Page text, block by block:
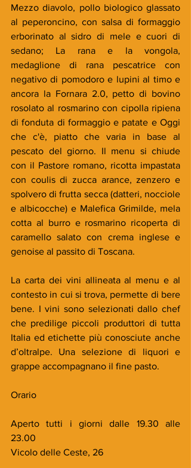
Mezzo diavolo, pollo biologico glassato
al peperoncino, con salsa di formaggio
erborinato al sidro di mele e cuori di
sedano; La rana e la vongola,
medaglione di rana pescatrice con
negativo di pomodoro e lupini al timo e
ancora la Fornara 2.0, petto di bovino
rosolato al rosmarino con cipolla ripiena
di fonduta di formaggio e patate e Oggi
che c'è, piatto che varia in base al
pescato del giorno. Il menu si chiude
con il Pastore romano, ricotta impastata
con coulis di zucca arance, zenzero e
spolvero di frutta secca (datteri, nocciole
e albicocche) e Malefica Grimilde, mela
cotta al burro e rosmarino ricoperta di
caramello salato con crema inglese e
genoise al passito di Toscana.
La carta dei vini allineata al menu e al
contesto in cui si trova, permette di bere
bene. I vini sono selezionati dallo chef
che predilige piccoli produttori di tutta
Italia ed etichette più conosciute anche
d’oltralpe. Una selezione di liquori e
grappe accompagnano il fine pasto.
Orario
Aperto tutti i giorni dalle 19.30 alle
23.00
Vicolo delle Ceste, 26